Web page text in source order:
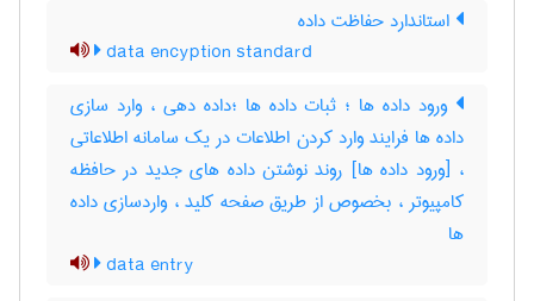
استاندارد حفاظت داده
data encyption standard
ورود داده ها ؛ ثبات داده ها ؛داده دهی ، وارد سازی
داده ها فرایند وارد کردن اطلاعات در یک سامانه اطلاعاتی
، [ورود داده ها] روند نوشتن داده های جدید در حافظه
کامپیوتر ، بخصوص از طریق صفحه کلید ، واردسازی داده
‌ها
data entry